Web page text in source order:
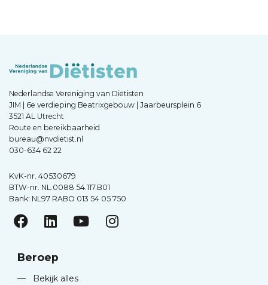
Nederlandse Vereniging van Diëtisten
JIM | 6e verdieping Beatrixgebouw | Jaarbeursplein 6
3521 AL Utrecht
Route en bereikbaarheid
bureau@nvdietist.nl
030-634 62 22
KvK-nr. 40530679
BTW-nr. NL.0088.54.117.B01
Bank: NL97 RABO 013 54 05 750
Beroep
—
Bekijk alles